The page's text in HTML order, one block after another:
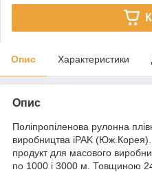
Опис Характеристики
Опис
Поліпропіленова рулонна
виробництва iPAK (Юж.Корея).
продукт для масового
по 1000 і 3000 м. Товщиною 24